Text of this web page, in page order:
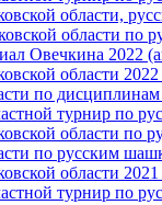
области,
области по
Овечкина 2022
области
по
турнир по
области по
по русским
области
турнир по